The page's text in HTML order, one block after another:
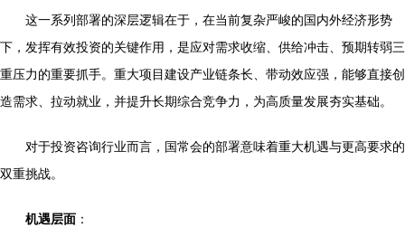
这一系列部署的深层逻辑在于，在当前复杂严峻的国内外经济形势
下，发挥有效投资的关键作用，是应对需求收缩、供给冲击、预期转弱三
重压力的重要抓手。重大项目建设产业链条长、带动效应强，能够直接创
造需求、拉动就业，并提升长期综合竞争力，为高质量发展夯实基础。
对于投资咨询行业而言，国常会的部署意味着重大机遇与更高要求的
双重挑战。
机遇层面 ：